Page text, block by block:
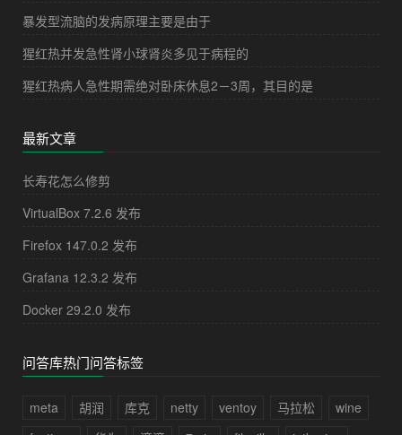
暴发型流脑的发病原理主要是由于
猩红热并发急性肾小球肾炎多见于病程的
猩红热病人急性期需绝对卧床休息2－3周，其目的是
最新文章
长寿花怎么修剪
VirtualBox 7.2.6 发布
Firefox 147.0.2 发布
Grafana 12.3.2 发布
Docker 29.2.0 发布
问答库热门问答标签
meta 胡润 库克 netty ventoy 马拉松
wine